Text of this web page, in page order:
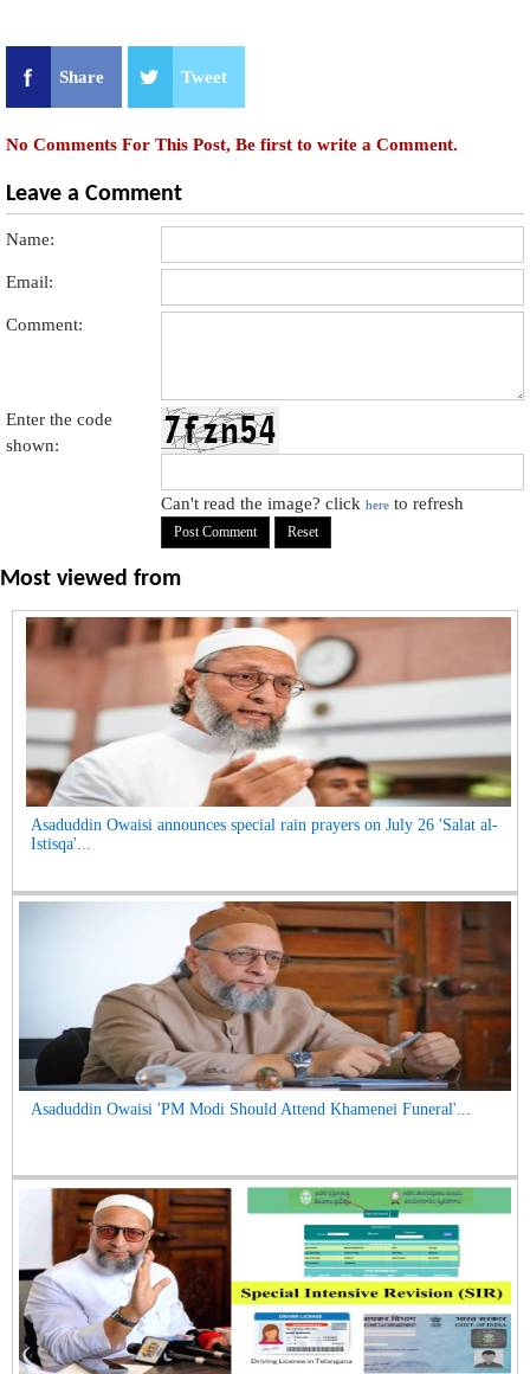
Share Tweet
No Comments For This Post, Be first to write a Comment.
Leave a Comment
Name:
Email:
Comment:
Enter the code
shown:
Can't read the image? clickhere to refresh
Most viewed from
Asaduddin Owaisi announces special rain prayers on July 26 'Salat al-
Istisqa'...
Asaduddin Owaisi 'PM Modi Should Attend Khamenei Funeral'...